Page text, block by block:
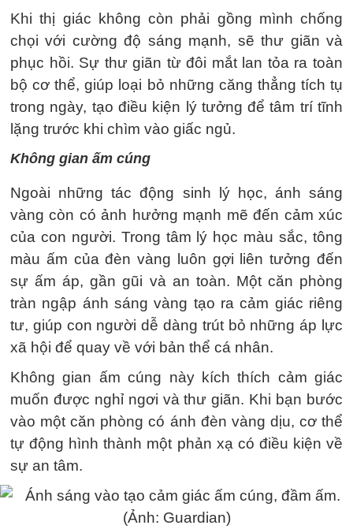
Khi thị giác không còn phải gồng mình chống
chọi với cường độ sáng mạnh, sẽ thư giãn và
phục hồi. Sự thư giãn từ đôi mắt lan tỏa ra toàn
bộ cơ thể, giúp loại bỏ những căng thẳng tích tụ
trong ngày, tạo điều kiện lý tưởng để tâm trí tĩnh
lặng trước khi chìm vào giấc ngủ.
Không gian ấm cúng
Ngoài những tác động sinh lý học, ánh sáng
vàng còn có ảnh hưởng mạnh mẽ đến cảm xúc
của con người. Trong tâm lý học màu sắc, tông
màu ấm của đèn vàng luôn gợi liên tưởng đến
sự ấm áp, gần gũi và an toàn. Một căn phòng
tràn ngập ánh sáng vàng tạo ra cảm giác riêng
tư, giúp con người dễ dàng trút bỏ những áp lực
xã hội để quay về với bản thể cá nhân.
Không gian ấm cúng này kích thích cảm giác
muốn được nghỉ ngơi và thư giãn. Khi bạn bước
vào một căn phòng có ánh đèn vàng dịu, cơ thể
tự động hình thành một phản xạ có điều kiện về
sự an tâm.